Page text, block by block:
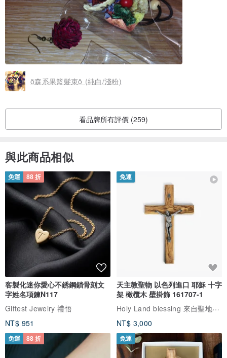
ö森系果籃髮束ö (純白/淺粉)
看品牌所有評價 (259)
與此商品相似
免運 88 折
客製化迷你愛心不銹鋼鎖骨刻文
字姓名項鍊N117
Giftest Jewelry 禮悟
NT$ 951
免運
天主教聖物 以色列進口 耶穌 十字
架 橄欖木 壁掛飾 161707-1
Holy Land blessing 來自聖地的祝福
NT$ 3,000
免運 88 折 免運